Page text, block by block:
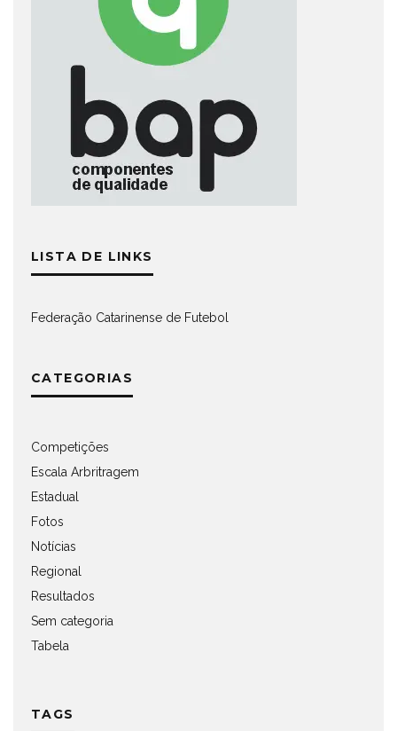
LISTA DE LINKS
Federação Catarinense de Futebol
CATEGORIAS
Competições
Escala Arbritragem
Estadual
Fotos
Notícias
Regional
Resultados
Sem categoria
Tabela
TAGS